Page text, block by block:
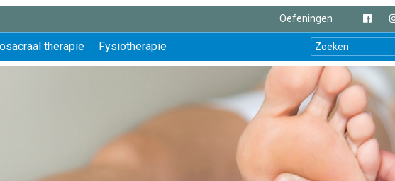
Oefeningen
therapie Fysiotherapie